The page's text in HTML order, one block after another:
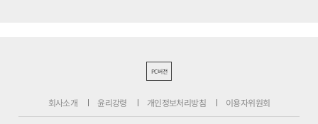
PC버전
회사소개 윤리강령 개인정보처리방침 이용자위원회